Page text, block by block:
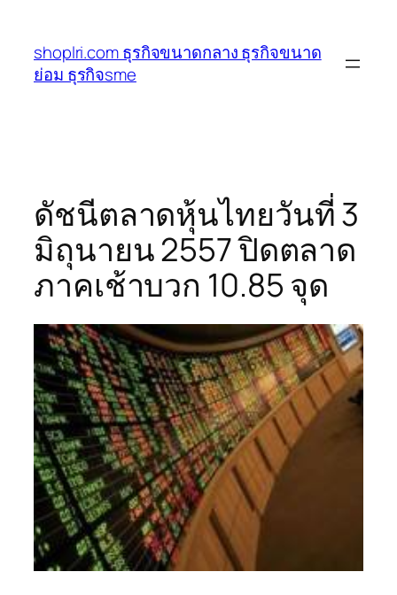
เนื้อหา
shoplri.com ธุรกิจขนาดกลาง ธุรกิจขนาด
ย่อม ธุรกิจsme
ดัชนีตลาดหุ้นไทยวันที่ 3
มิถุนายน 2557 ปิดตลาด
ภาคเช้าบวก 10.85 จุด